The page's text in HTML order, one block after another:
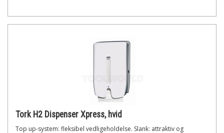
Tork H2 Dispenser Xpress, hvid
Top up-system: fleksibel vedligeholdelse. Slank: attraktiv og